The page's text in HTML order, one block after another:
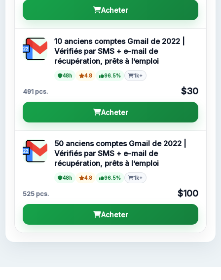
Acheter
10 anciens comptes Gmail de 2022 |
Vérifiés par SMS + e-mail de
récupération, prêts à l’emploi
48h 4.8 96.5% 1k+
491 pcs. $30
Acheter
50 anciens comptes Gmail de 2022 |
Vérifiés par SMS + e-mail de
récupération, prêts à l’emploi
48h 4.8 96.5% 1k+
525 pcs. $100
Acheter